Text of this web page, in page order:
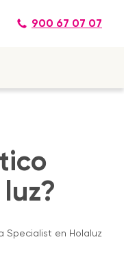
900 67 07 07
Specialist en Holaluz